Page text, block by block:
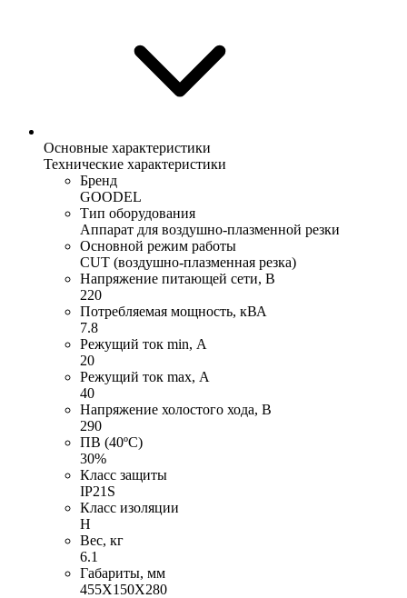
Основные характеристики
Технические характеристики
Бренд
GOODEL
Тип оборудования
Аппарат для воздушно-плазменной резки
Основной режим работы
CUT (воздушно-плазменная резка)
Напряжение питающей сети, В
220
Потребляемая мощность, кВА
7.8
Режущий ток min, А
20
Режущий ток max, А
40
Напряжение холостого хода, В
290
ПВ (40ºC)
30%
Класс защиты
IP21S
Класс изоляции
H
Вес, кг
6.1
Габариты, мм
455X150X280